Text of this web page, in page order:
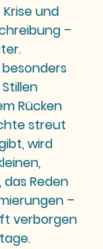
und
–
Rücken
streut
wird
Reden
–
verborgen